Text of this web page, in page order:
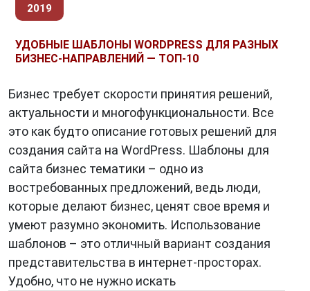
2019
УДОБНЫЕ ШАБЛОНЫ WORDPRESS ДЛЯ РАЗНЫХ
БИЗНЕС-НАПРАВЛЕНИЙ — ТОП-10
Бизнес требует скорости принятия решений,
актуальности и многофункциональности. Все
это как будто описание готовых решений для
создания сайта на WordPress. Шаблоны для
сайта бизнес тематики – одно из
востребованных предложений, ведь люди,
которые делают бизнес, ценят свое время и
умеют разумно экономить. Использование
шаблонов – это отличный вариант создания
представительства в интернет-просторах.
Удобно, что не нужно искать